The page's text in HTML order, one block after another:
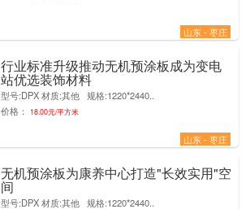
山东 - 枣庄
行业标准升级推动无机预涂板成为变电
站优选装饰材料
型号:DPX 材质:其他 规格:1220*2440..
价格：
18.00元/平方米
山东 - 枣庄
无机预涂板为康养中心打造"长效实用"空
间
型号:DPX 材质:其他 规格:1220*2440..